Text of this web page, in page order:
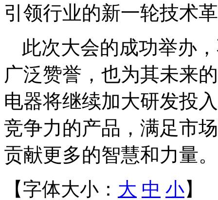
引领行业的新一轮技术
此次大会的成功举办
广泛赞誉，也为其未来
电器将继续加大研发投
竞争力的产品，满足市
贡献更多的智慧和力量。
【字体大小： 大 中 小】